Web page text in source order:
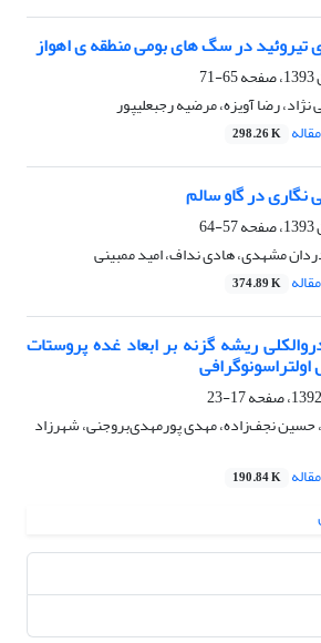
تیروئید در سگ های بومی منطقه ی اهواز
65-71
رضا آویزه، مرضیه رجبعلیپور
298.26 K
نگاری در گاو سالم
57-64
مشهدی، هادی نداف، امید ممبینی
374.89 K
ریشه گزنه بر ابعاد غده پروستات
17-23
حسین نجف‌زاده، مهدی پورمهدی‌بروجنی، شهرزاد
190.84 K